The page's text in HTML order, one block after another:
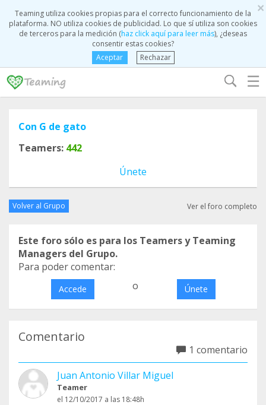
×
Teaming utiliza cookies propias para el correcto funcionamiento de la
plataforma. NO utiliza cookies de publicidad. Lo que sí utiliza son cookies
de terceros para la medición (haz click aquí para leer más), ¿deseas
consentir estas cookies?
Aceptar
Rechazar
☰
Con G de gato
Teamers: 442
Únete
Volver al Grupo Ver el foro completo
Este foro sólo es para los Teamers y Teaming
Managers del Grupo.
Para poder comentar:
Accede o Únete
Comentario
1 comentario
Juan Antonio Villar Miguel
Teamer
el 12/10/2017 a las 18:48h